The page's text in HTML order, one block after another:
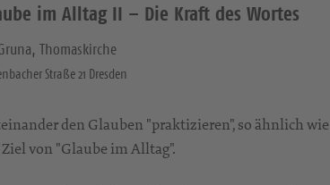
im Alltag II – Die Kraft des Wortes
Thomaskirche
Straße 21 Dresden
den Glauben "praktizieren", so ähnlich
Ziel von "Glaube im Alltag".